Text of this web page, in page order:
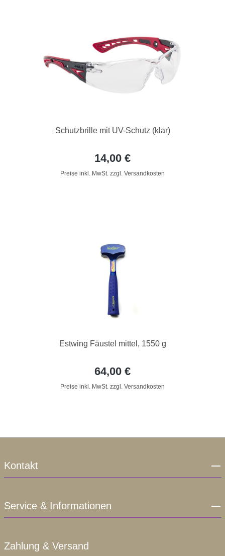
Schutzbrille mit UV-Schutz (klar)
14,00 €
Preise inkl. MwSt. zzgl. Versandkosten
Estwing Fäustel mittel, 1550 g
64,00 €
Preise inkl. MwSt. zzgl. Versandkosten
Kontakt
Service & Informationen
Zahlung & Versand